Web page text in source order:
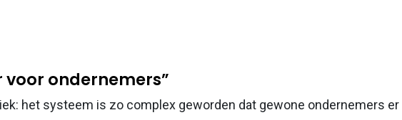
ondernemers”
het systeem is zo complex geworden dat gewone ondernemers er